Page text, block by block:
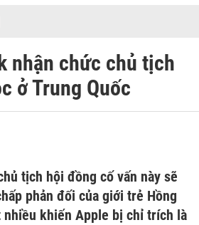
nhận chức chủ tịch
ở Trung Quốc
tịch hội đồng cố vấn này sẽ
phản đối của giới trẻ Hồng
nhiều khiến Apple bị chỉ trích là